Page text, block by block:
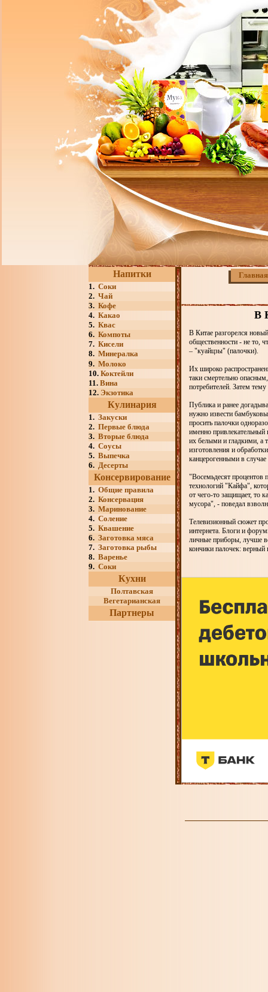
Напитки
1. Соки
2. Чай
3. Кофе
4. Какао
5. Квас
6. Компоты
7. Кисели
8. Минералка
9. Молоко
10. Коктейли
11. Вина
12. Экзотика
Кулинария
1. Закуски
2. Первые блюда
3. Вторые блюда
4. Соусы
5. Выпечка
6. Десерты
Консервирование
1. Общие правила
2. Консервация
3. Маринование
4. Соление
5. Квашение
6. Заготовка мяса
7. Заготовка рыбы
8. Варенье
9. Соки
Кухни
Полтавская
Вегетарианская
Партнеры
Главная
В
В Китае разгорелся
общественности - не то,
– "куайцзы" (палочки).
Их широко
таки смертельно
потребителей. Затем
Публика и ранее
нужно извести
просить палочки
именно привлекательный
их белыми и гладкими, а
изготовления и
канцерогенными в
"Восемьдесят процентов
технологий "Кайфа",
от чего-то защищает, то
мусора", - поведал
Телевизионный сюжет
интернета. Блоги и
личные приборы, лучше
кончики палочек: